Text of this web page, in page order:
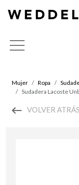
Mujer Ropa
Sudadera Lacoste
VOLVER ATRÁS